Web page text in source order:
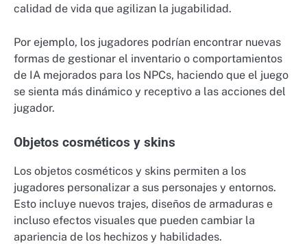
calidad de vida que agilizan la jugabilidad.
Por ejemplo, los jugadores podrían encontrar nuevas
formas de gestionar el inventario o comportamientos
de IA mejorados para los NPCs, haciendo que el juego
se sienta más dinámico y receptivo a las acciones del
jugador.
Objetos cosméticos y skins
Los objetos cosméticos y skins permiten a los
jugadores personalizar a sus personajes y entornos.
Esto incluye nuevos trajes, diseños de armaduras e
incluso efectos visuales que pueden cambiar la
apariencia de los hechizos y habilidades.